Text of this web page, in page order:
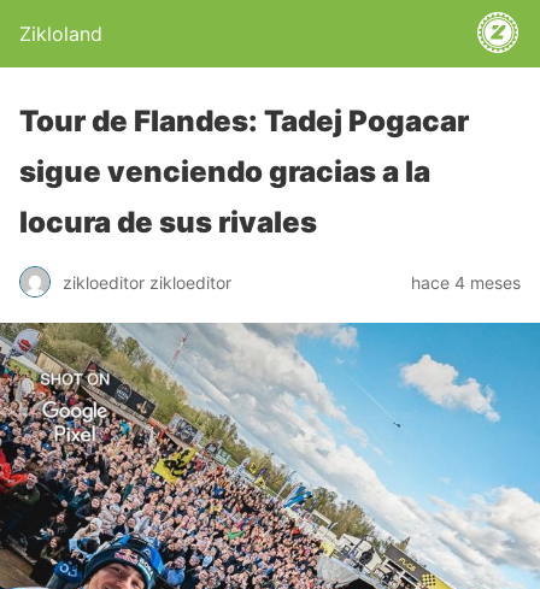
Zikloland
Tour de Flandes: Tadej Pogacar
sigue venciendo gracias a la
locura de sus rivales
zikloeditor zikloeditor hace 4 meses